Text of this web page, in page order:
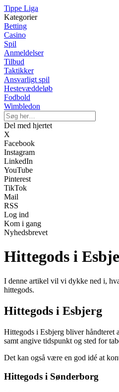
Tippe Liga
Kategorier
Betting
Casino
Spil
Anmeldelser
Tilbud
Taktikker
Ansvarligt spil
Hestevæddeløb
Fodbold
Wimbledon
Del med hjertet
X
Facebook
Instagram
LinkedIn
YouTube
Pinterest
TikTok
Mail
RSS
Log ind
Kom i gang
Nyhedsbrevet
Hittegods i
I denne artikel vil vi dykke ned i,
hittegods.
Hittegods i Esbjerg
Hittegods i Esbjerg bliver håndteret
samt angive tidspunkt og sted for
Det kan også være en god idé at
Hittegods i Sønderborg